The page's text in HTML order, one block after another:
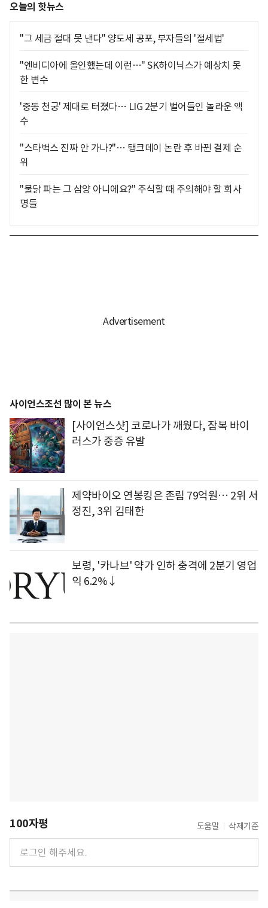
오늘의 핫뉴스
"그 세금 절대 못 낸다" 양도세 공포, 부자들의 '절세법'
"엔비디아에 올인했는데 이런…" SK하이닉스가 예상치 못
한 변수
'중동 천궁' 제대로 터졌다… LIG 2분기 벌어들인 놀라운 액
수
"스타벅스 진짜 안 가나?"… 탱크데이 논란 후 바뀐 결제 순
위
"불닭 파는 그 삼양 아니에요?" 주식할 때 주의해야 할 회사
명들
사이언스조선 많이 본 뉴스
[사이언스샷] 코로나가 깨웠다, 잠복 바이
러스가 중증 유발
제약바이오 연봉킹은 존림 79억원… 2위 서
정진, 3위 김태한
보령, '카나브' 약가 인하 충격에 2분기 영업
익 6.2%↓
100자평 도움말 삭제기준